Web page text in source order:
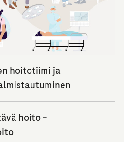
hoitotiimi ja
hoito –